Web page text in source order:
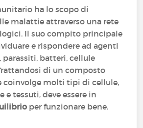
ha lo scopo di
malattie attraverso una rete
Il suo compito principale
e rispondere ad agenti
parassiti, batteri, cellule
di un composto
coinvolge molti tipi di cellule,
e tessuti, deve essere in
per funzionare bene.